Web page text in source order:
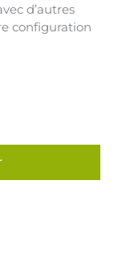
d’autres
configuration
et revêtu de